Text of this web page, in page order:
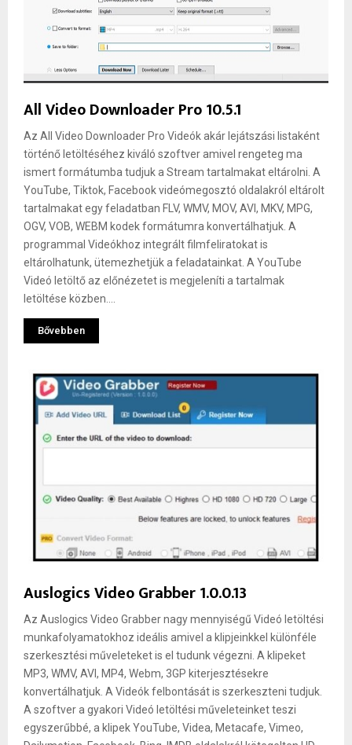
All Video Downloader Pro 10.5.1
Az All Video Downloader Pro Videók akár lejátszási listaként
történő letöltéséhez kiváló szoftver amivel rengeteg ma
ismert formátumba tudjuk a Stream tartalmakat eltárolni. A
YouTube, Tiktok, Facebook videómegosztó oldalakról eltárolt
tartalmakat egy feladatban FLV, WMV, MOV, AVI, MKV, MPG,
OGV, VOB, WEBM kodek formátumra konvertálhatjuk. A
programmal Videókhoz integrált filmfeliratokat is
eltárolhatunk, ütemezhetjük a feladatainkat. A YouTube
Videó letöltő az előnézetet is megjeleníti a tartalmak
letöltése közben....
Bővebben
Auslogics Video Grabber 1.0.0.13
Az Auslogics Video Grabber nagy mennyiségű Videó letöltési
munkafolyamatokhoz ideális amivel a klipjeinkkel különféle
szerkesztési műveleteket is el tudunk végezni. A klipeket
MP3, WMV, AVI, MP4, Webm, 3GP kiterjesztésekre
konvertálhatjuk. A Videók felbontását is szerkeszteni tudjuk.
A szoftver a gyakori Videó letöltési műveleteinket teszi
egyszerűbbé, a klipek YouTube, Videa, Metacafe, Vimeo,